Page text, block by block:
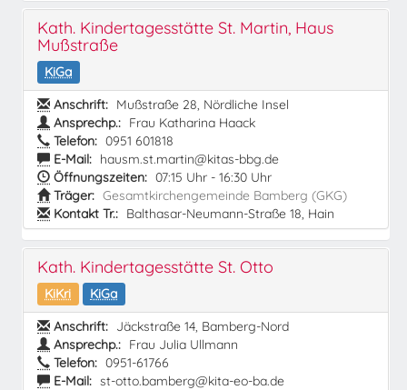
Kath. Kindertagesstätte St. Martin, Haus
Mußstraße
KiGa
Anschrift: Mußstraße 28, Nördliche Insel
Ansprechp.: Frau Katharina Haack
Telefon: 0951 601818
E-Mail: hausm.st.martin@kitas-bbg.de
Öffnungszeiten: 07:15 Uhr - 16:30 Uhr
Träger: Gesamtkirchengemeinde Bamberg (GKG)
Kontakt Tr.: Balthasar-Neumann-Straße 18, Hain
Kath. Kindertagesstätte St. Otto
KiKri
KiGa
Anschrift: Jäckstraße 14, Bamberg-Nord
Ansprechp.: Frau Julia Ullmann
Telefon: 0951-61766
E-Mail: st-otto.bamberg@kita-eo-ba.de